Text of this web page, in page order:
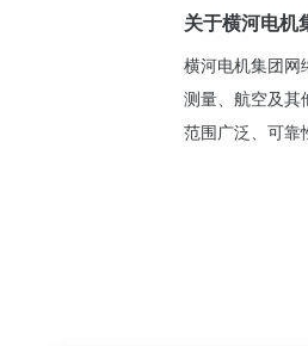
关于横河电机
横河电机集团网
测量、航空及其
范围广泛、可靠